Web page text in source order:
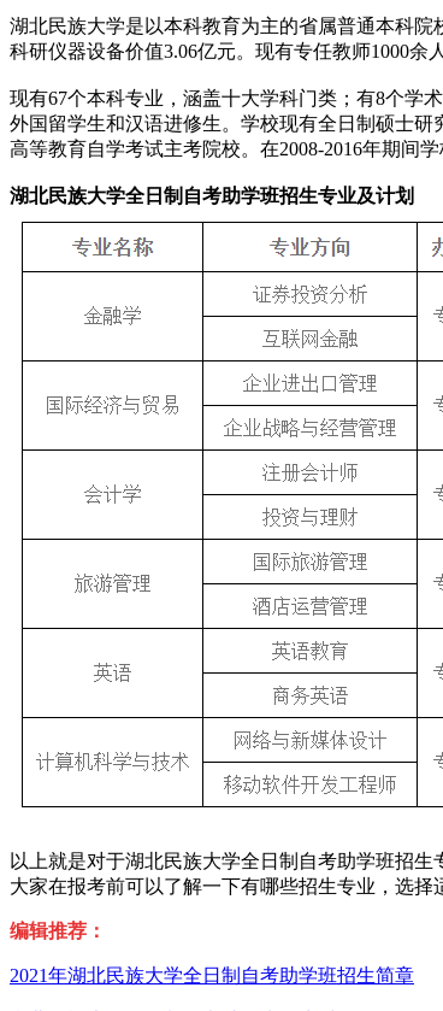
湖北民族大学是以本科教育为主的省属普通本科
科研仪器设备价值3.06亿元。现有专任教师1000余
现有67个本科专业，涵盖十大学科门类；有8个学
外国留学生和汉语进修生。学校现有全日制硕士
高等教育自学考试主考院校。在2008-2016年期间
湖北民族大学全日制自考助学班招生专业及计划
以上就是对于湖北民族大学全日制自考助学班招
大家在报考前可以了解一下有哪些招生专业，选择
编辑推荐：
2021年湖北民族大学全日制自考助学班招生简章